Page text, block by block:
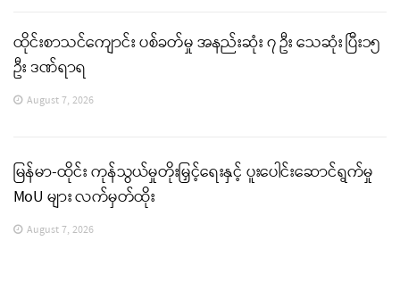
ထိုင်းစာသင်ကျောင်း ပစ်ခတ်မှု အနည်းဆုံး ၇ ဦး သေဆုံး ပြီး၁၅
ဦး ဒဏ်ရာရ
August 7, 2026
မြန်မာ-ထိုင်း ကုန်သွယ်မှုတိုးမြှင့်ရေးနှင့် ပူးပေါင်းဆောင်ရွက်မှု
MoU များ လက်မှတ်ထိုး
August 7, 2026